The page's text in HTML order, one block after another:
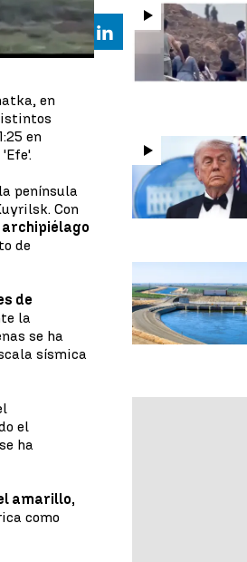
Facebook
X Linkedin
en
en
península
Con
archipiélago
de
de
la
se ha
sísmica
el
ha
amarillo,
como